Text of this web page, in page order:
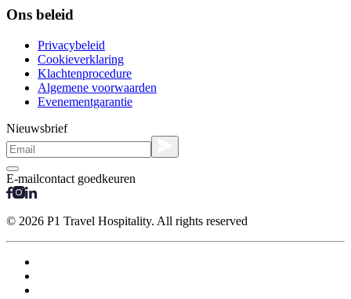
Ons beleid
Privacybeleid
Cookieverklaring
Klachtenprocedure
Algemene voorwaarden
Evenementgarantie
Nieuwsbrief
E-mailcontact goedkeuren
© 2026 P1 Travel Hospitality. All rights reserved